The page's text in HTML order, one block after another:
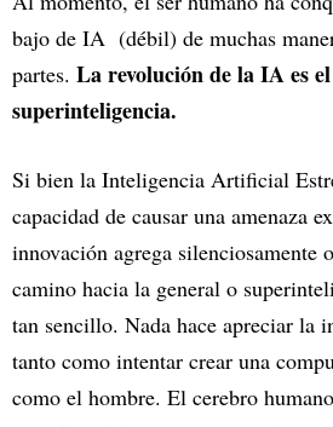
bajo de IA (débil) de muchas
partes. La revolución de la IA es
superinteligencia.
Si bien la Inteligencia Artificial
capacidad de causar una amenaza
innovación agrega silenciosamente
camino hacia la general o
tan sencillo. Nada hace apreciar la
tanto como intentar crear una
como el hombre. El cerebro